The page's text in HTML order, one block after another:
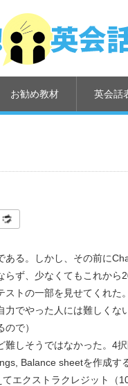
お勧め教材 英会話
ーク
Google Plus
る。しかし、その前に
らず、少なくてもこれか
ストの一部を見せてくれた
力でやった人には難しく
で）
しそうではなかった。4
Balance sheetを作成す
エクストラクレジット（